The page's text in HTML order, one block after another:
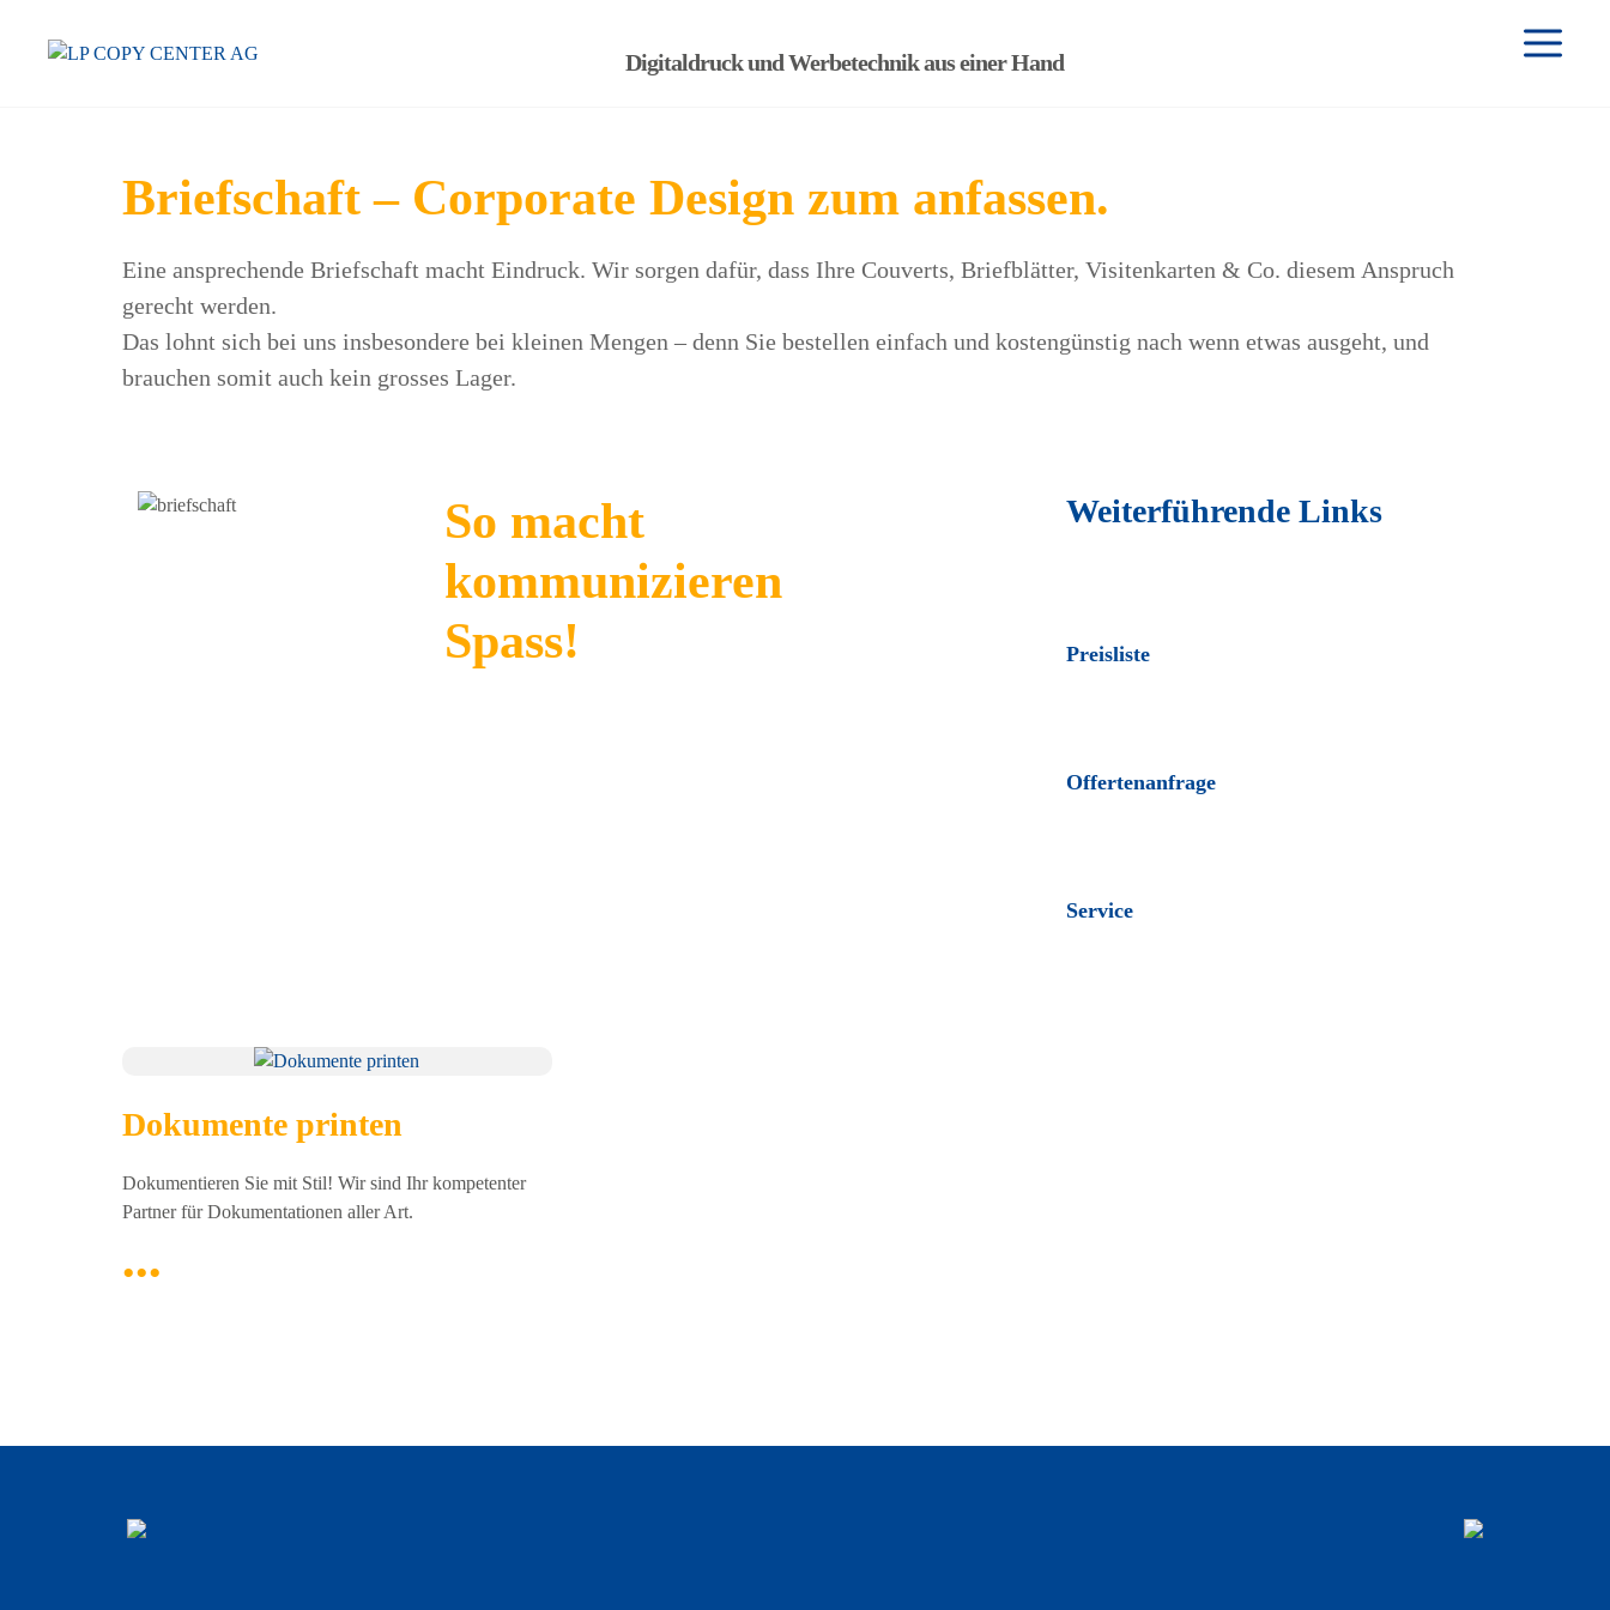
Digitaldruck und Werbetechnik aus einer Hand
Briefschaft – Corporate Design zum anfassen.
Eine ansprechende Briefschaft macht Eindruck. Wir sorgen dafür, dass Ihre Couverts, Briefblätter, Visitenkarten & Co. diesem Anspruch
gerecht werden.
Das lohnt sich bei uns insbesondere bei kleinen Mengen – denn Sie bestellen einfach und kostengünstig nach wenn etwas ausgeht, und
brauchen somit auch kein grosses Lager.
So macht
kommunizieren
Spass!
Weiterführende Links
Preisliste
Offertenanfrage
Service
Dokumente printen
Dokumentieren Sie mit Stil! Wir sind Ihr kompetenter
Partner für Dokumentationen aller Art.